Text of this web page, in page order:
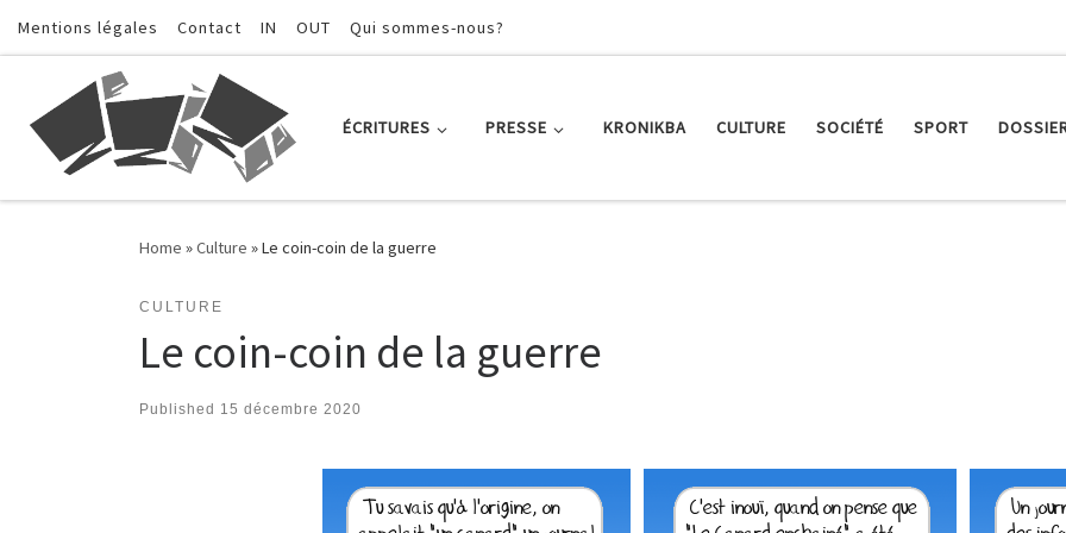
Skip to content
Mentions légales Contact IN OUT Qui sommes-nous?
ÉCRITURES PRESSE KRONIKBA CULTURE SOCIÉTÉ SPORT
Home »Culture »Le coin-coin de la guerre
CULTURE
Le coin-coin de la guerre
Published 15 décembre 2020